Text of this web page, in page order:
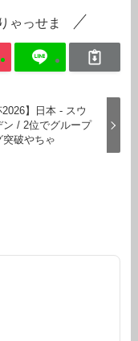
ゃっせま
2026】日本 - スウ
ン / 2位でグループ
突破やちゃ